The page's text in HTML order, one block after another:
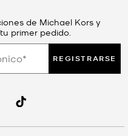
de Michael Kors y
primer pedido.
REGISTRARSE